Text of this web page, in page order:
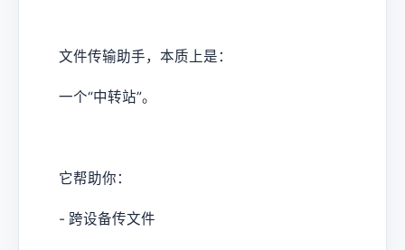
文件传输助手，本质上是：
一个“中转站”。
它帮助你：
- 跨设备传文件